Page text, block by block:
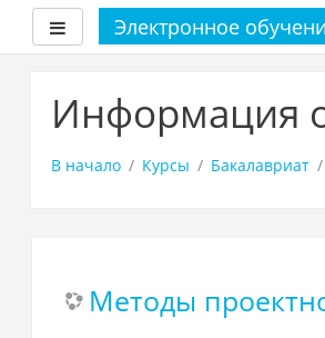
основному
Боковая панель
Электронное
Информация
В начало Курсы Бакалавриат
Методы